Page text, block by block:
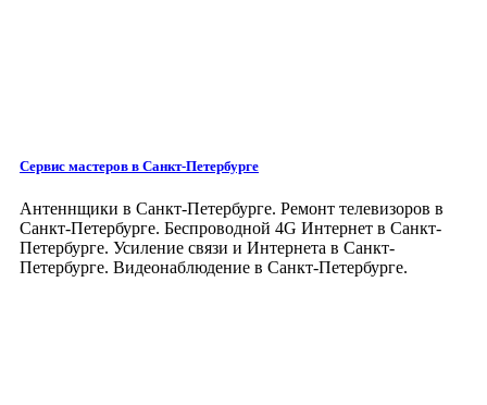
Сервис мастеров в Санкт-Петербурге
Антеннщики в Санкт-Петербурге. Ремонт телевизоров в
Санкт-Петербурге. Беспроводной 4G Интернет в Санкт-
Петербурге. Усиление связи и Интернета в Санкт-
Петербурге. Видеонаблюдение в Санкт-Петербурге.